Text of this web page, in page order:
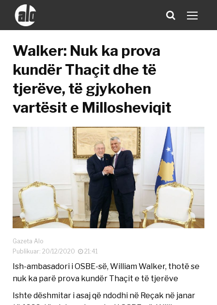
Walker: Nuk ka prova
kundër Thaçit dhe të
tjerëve, të gjykohen
vartësit e Millosheviqit
Gazeta Alo
Publikuar: 20/12/2020
21:41
Ish-ambasadori i OSBE-së, William Walker, thotë se
nuk ka parë prova kundër Thaçit e të tjerëve
Ishte dëshmitar i asaj që ndodhi në Reçak në janar